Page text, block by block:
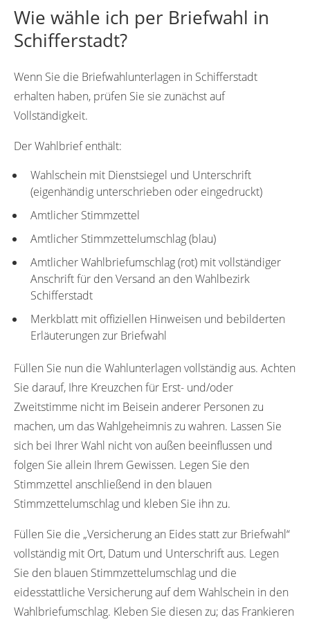
Wie wähle ich per Briefwahl in
Schifferstadt?
Wenn Sie die Briefwahlunterlagen in Schifferstadt
erhalten haben, prüfen Sie sie zunächst auf
Vollständigkeit.
Der Wahlbrief enthält:
Wahlschein mit Dienstsiegel und Unterschrift
(eigenhändig unterschrieben oder eingedruckt)
Amtlicher Stimmzettel
Amtlicher Stimmzettelumschlag (blau)
Amtlicher Wahlbriefumschlag (rot) mit vollständiger
Anschrift für den Versand an den Wahlbezirk
Schifferstadt
Merkblatt mit offiziellen Hinweisen und bebilderten
Erläuterungen zur Briefwahl
Füllen Sie nun die Wahlunterlagen vollständig aus. Achten
Sie darauf, Ihre Kreuzchen für Erst- und/oder
Zweitstimme nicht im Beisein anderer Personen zu
machen, um das Wahlgeheimnis zu wahren. Lassen Sie
sich bei Ihrer Wahl nicht von außen beeinflussen und
folgen Sie allein Ihrem Gewissen. Legen Sie den
Stimmzettel anschließend in den blauen
Stimmzettelumschlag und kleben Sie ihn zu.
Füllen Sie die „Versicherung an Eides statt zur Briefwahl“
vollständig mit Ort, Datum und Unterschrift aus. Legen
Sie den blauen Stimmzettelumschlag und die
eidesstattliche Versicherung auf dem Wahlschein in den
Wahlbriefumschlag. Kleben Sie diesen zu; das Frankieren